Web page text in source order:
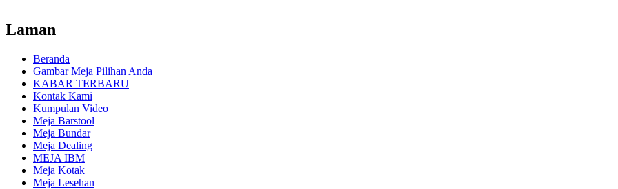
Laman
Beranda
Gambar Meja Pilihan Anda
KABAR TERBARU
Kontak Kami
Kumpulan Video
Meja Barstool
Meja Bundar
Meja Dealing
MEJA IBM
Meja Kotak
Meja Lesehan